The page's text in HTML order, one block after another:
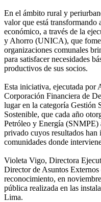
En el ámbito rural y
valor que está transformando
económico, a través de la
y Ahorro (UNICA), que
organizaciones comunales
para satisfacer necesidades
productivos de sus socios.
Esta iniciativa, ejecutada por
Corporación Financiera de
lugar en la categoría Gestión
Sostenible, que cada año
Petróleo y Energía (SNMPE)
privado cuyos resultados han
comunidades donde
Violeta Vigo, Directora
Director de Asuntos Externos
reconocimiento, en
pública realizada en las
Lima.